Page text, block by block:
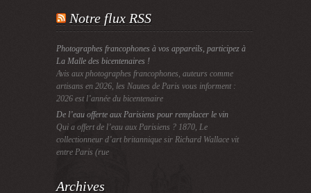
Notre flux RSS
Photographes francophones à vos appareils, participez à
La Malle des bicentenaires !
Avis aux photographes francophones, auteurs comme
artisans en 2026, les Nautes de Paris vous informent :
2026 est l’année du bicentenaire
De l’eau offerte aux Parisiens pour remplacer le vin
Qui a offert de l’eau aux Parisiens ? 1870, Le
collectionneur d’art britannique sir Richard Wallace vit
entre Paris (rue
Archives